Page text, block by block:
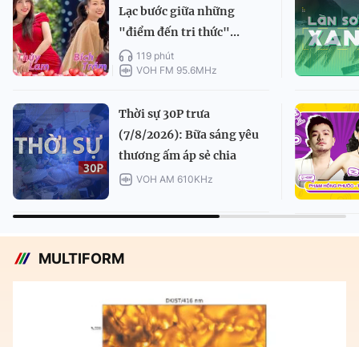
Lạc bước giữa những
"điểm đến tri thức"...
119 phút
VOH FM 95.6MHz
Thời sự 30P trưa
(7/8/2026): Bữa sáng yêu
thương ấm áp sẻ chia
VOH AM 610KHz
MULTIFORM